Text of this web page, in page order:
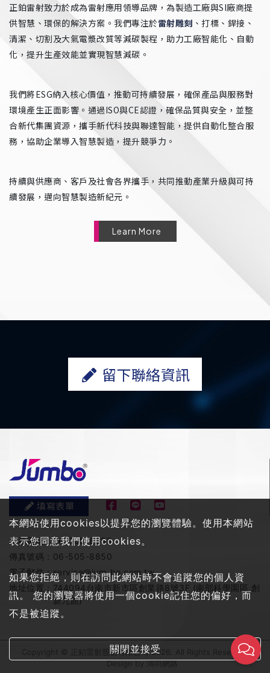
正鉑雷射致力於成為雷射應用領導品牌，為製造工廠與SI廠商提
供智慧、環保的解決方案。我們專注於雷射雕刻 、打標、銲接、
清潔、切割及大氣電漿改質等減碳製程，助力工廠智能化、自動
化，提升生產效能並實現智慧減碳。
我們將ESG納入核心價值，推動可持續發展，確保產品與服務對
環境產生正面影響。通過ISO與CE認證，確保品質與安全，並整
合新代集團資源，攜手新代科技與聯達智能，提供自動化整合服
務，協助企業導入智慧製造，提升競爭力。
持續與供應商、客戶及社會各界攜手，共同推動產業升級與可持
續發展，邁向智慧製造新紀元。
Learn More
留下聯絡資訊
填寫表單
服務電話：06-505-8858
傳真號碼： 06-505-8850
電子郵件：service@jum-bo.com.tw
地址位置： 744094台南市新市區創業路8號3F (南部科學園區 創
新九館)
Copyright © 正鉑雷射股份有限公司 2026. All Rights Reserved
Design by鴻羽網路
本網站使用cookies以提昇您的瀏覽體驗。使用本網站
表示您同意我們使用cookies。
如果您拒絕，則在訪問此網站時不會追蹤您的個人資
訊。 您的瀏覽器將使用一個cookie記住您的偏好，而
不是被追蹤。
關閉並接受